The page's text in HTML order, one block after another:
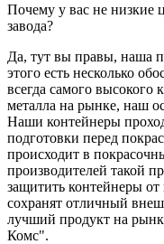
Почему у вас не низкие
завода?
Да, тут вы правы, наша
этого есть несколько
всегда самого высокого
металла на рынке, наш
Наши контейнеры
подготовки перед
происходит в
производителей такой
защитить контейнеры
сохранят отличный
лучший продукт на
Комс".